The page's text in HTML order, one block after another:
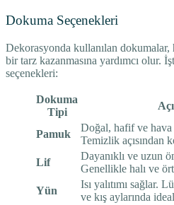
Dokuma Seçenekleri
Dekorasyonda kullanılan dokumalar,
bir tarz kazanmasına yardımcı olur.
seçenekleri:
Dokuma
Tipi
Pamuk
Doğal, hafif ve hava
Temizlik açısından
Lif
Dayanıklı ve uzun
Genellikle halı ve
Yün
Isı yalıtımı sağlar.
ve kış aylarında